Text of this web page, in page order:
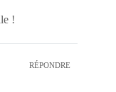
!
RÉPONDRE